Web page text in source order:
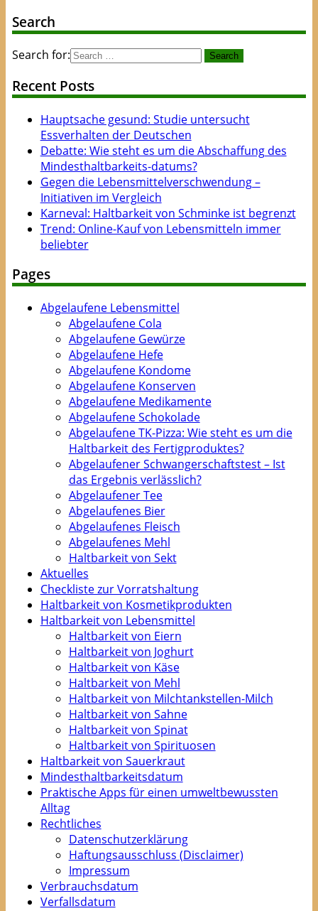
Search
Search for:
Recent Posts
Hauptsache gesund: Studie untersucht
Essverhalten der Deutschen
Debatte: Wie steht es um die Abschaffung des
Mindesthaltbarkeits-datums?
Gegen die Lebensmittelverschwendung –
Initiativen im Vergleich
Karneval: Haltbarkeit von Schminke ist begrenzt
Trend: Online-Kauf von Lebensmitteln immer
beliebter
Pages
Abgelaufene Lebensmittel
Abgelaufene Cola
Abgelaufene Gewürze
Abgelaufene Hefe
Abgelaufene Kondome
Abgelaufene Konserven
Abgelaufene Medikamente
Abgelaufene Schokolade
Abgelaufene TK-Pizza: Wie steht es um die
Haltbarkeit des Fertigproduktes?
Abgelaufener Schwangerschaftstest – Ist
das Ergebnis verlässlich?
Abgelaufener Tee
Abgelaufenes Bier
Abgelaufenes Fleisch
Abgelaufenes Mehl
Haltbarkeit von Sekt
Aktuelles
Checkliste zur Vorratshaltung
Haltbarkeit von Kosmetikprodukten
Haltbarkeit von Lebensmittel
Haltbarkeit von Eiern
Haltbarkeit von Joghurt
Haltbarkeit von Käse
Haltbarkeit von Mehl
Haltbarkeit von Milchtankstellen-Milch
Haltbarkeit von Sahne
Haltbarkeit von Spinat
Haltbarkeit von Spirituosen
Haltbarkeit von Sauerkraut
Mindesthaltbarkeitsdatum
Praktische Apps für einen umweltbewussten
Alltag
Rechtliches
Datenschutzerklärung
Haftungsausschluss (Disclaimer)
Impressum
Verbrauchsdatum
Verfallsdatum